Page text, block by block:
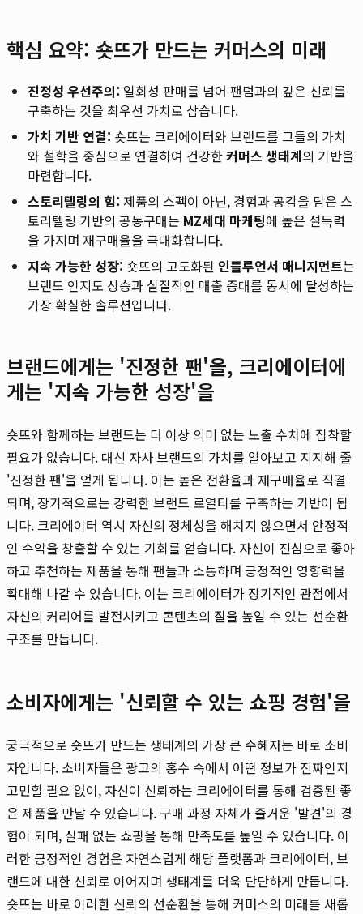
핵심 요약: 숏뜨가 만드는 커머스의 미래
진정성 우선주의: 일회성 판매를 넘어 팬덤과의 깊은 신뢰를
구축하는 것을 최우선 가치로 삼습니다.
가치 기반 연결: 숏뜨는 크리에이터와 브랜드를 그들의 가치
와 철학을 중심으로 연결하여 건강한커머스 생태계의 기반을
마련합니다.
스토리텔링의 힘: 제품의 스펙이 아닌, 경험과 공감을 담은 스
토리텔링 기반의 공동구매는 MZ세대 마케팅에 높은 설득력
을 가지며 재구매율을 극대화합니다.
지속 가능한 성장: 숏뜨의 고도화된 인플루언서 매니지먼트는
브랜드 인지도 상승과 실질적인 매출 증대를 동시에 달성하는
가장 확실한 솔루션입니다.
브랜드에게는 '진정한 팬'을, 크리에이터에
게는 '지속 가능한 성장'을
숏뜨와 함께하는 브랜드는 더 이상 의미 없는 노출 수치에 집착할
필요가 없습니다. 대신 자사 브랜드의 가치를 알아보고 지지해 줄
'진정한 팬'을 얻게 됩니다. 이는 높은 전환율과 재구매율로 직결
되며, 장기적으로는 강력한 브랜드 로열티를 구축하는 기반이 됩
니다. 크리에이터 역시 자신의 정체성을 해치지 않으면서 안정적
인 수익을 창출할 수 있는 기회를 얻습니다. 자신이 진심으로 좋아
하고 추천하는 제품을 통해 팬들과 소통하며 긍정적인 영향력을
확대해 나갈 수 있습니다. 이는 크리에이터가 장기적인 관점에서
자신의 커리어를 발전시키고 콘텐츠의 질을 높일 수 있는 선순환
구조를 만듭니다.
소비자에게는 '신뢰할 수 있는 쇼핑 경험'을
궁극적으로 숏뜨가 만드는 생태계의 가장 큰 수혜자는 바로 소비
자입니다. 소비자들은 광고의 홍수 속에서 어떤 정보가 진짜인지
고민할 필요 없이, 자신이 신뢰하는 크리에이터를 통해 검증된 좋
은 제품을 만날 수 있습니다. 구매 과정 자체가 즐거운 '발견'의 경
험이 되며, 실패 없는 쇼핑을 통해 만족도를 높일 수 있습니다. 이
러한 긍정적인 경험은 자연스럽게 해당 플랫폼과 크리에이터, 브
랜드에 대한 신뢰로 이어지며 생태계를 더욱 단단하게 만듭니다.
숏뜨는 바로 이러한 신뢰의 선순환을 통해 커머스의 미래를 새롭